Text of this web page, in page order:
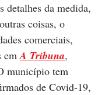
detalhes da medida,
coisas, o
comerciais,
em A Tribuna,
município tem
de Covid-19,